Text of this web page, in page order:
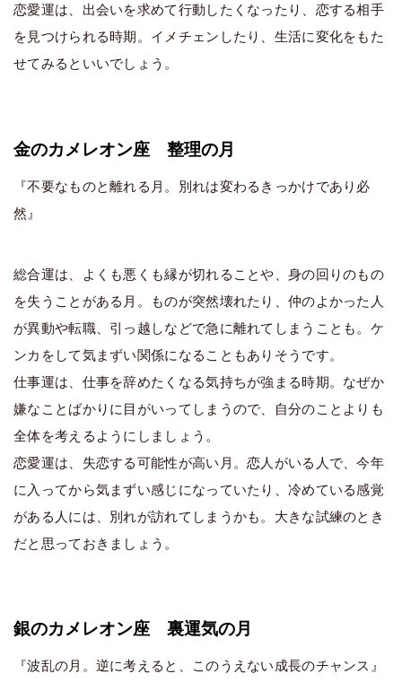
恋愛運は、出会いを求めて行動したくなったり、恋する相手
を見つけられる時期。イメチェンしたり、生活に変化をもた
せてみるといいでしょう。
金のカメレオン座 整理の月
『不要なものと離れる月。別れは変わるきっかけであり必
然』
総合運は、よくも悪くも縁が切れることや、身の回りのもの
を失うことがある月。ものが突然壊れたり、仲のよかった人
が異動や転職、引っ越しなどで急に離れてしまうことも。ケ
ンカをして気まずい関係になることもありそうです。
仕事運は、仕事を辞めたくなる気持ちが強まる時期。なぜか
嫌なことばかりに目がいってしまうので、自分のことよりも
全体を考えるようにしましょう。
恋愛運は、失恋する可能性が高い月。恋人がいる人で、今年
に入ってから気まずい感じになっていたり、冷めている感覚
がある人には、別れが訪れてしまうかも。大きな試練のとき
だと思っておきましょう。
銀のカメレオン座 裏運気の月
『波乱の月。逆に考えると、このうえない成長のチャンス』